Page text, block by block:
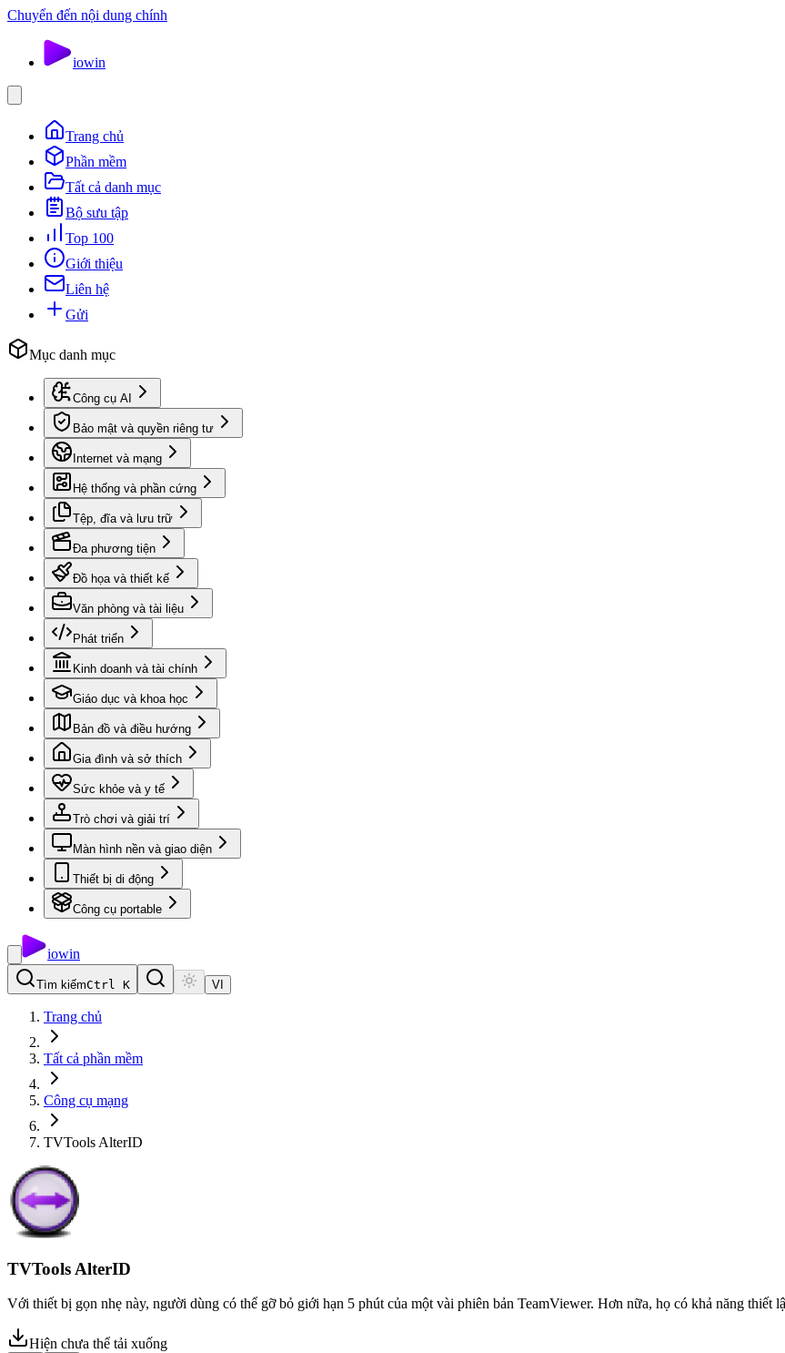
Chuyển đến nội dung chính
iowin
Trang chủ
Phần mềm
Tất cả danh mục
Bộ sưu tập
Top 100
Giới thiệu
Liên hệ
Gửi
Mục danh mục
Công cụ AI
Bảo mật và quyền riêng tư
Internet và mạng
Hệ thống và phần cứng
Tệp, đĩa và lưu trữ
Đa phương tiện
Đồ họa và thiết kế
Văn phòng và tài liệu
Phát triển
Kinh doanh và tài chính
Giáo dục và khoa học
Bản đồ và điều hướng
Gia đình và sở thích
Sức khỏe và y tế
Trò chơi và giải trí
Màn hình nền và giao diện
Thiết bị di động
Công cụ portable
iowin
Tìm kiếmCtrl K VI
Trang chủ
Tất cả phần mềm
Công cụ mạng
TVTools AlterID
TVTools AlterID
Với thiết bị gọn nhẹ này, người dùng có thể gỡ bỏ giới hạn 5 phút của một vài phiên bản TeamViewer. Hơn nữa, họ có khả năng thiết
Hiện chưa thể tải xuống